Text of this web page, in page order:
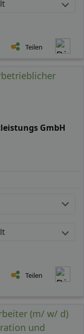
Teilen
GmbH
Teilen
(m/ w/ d)
und